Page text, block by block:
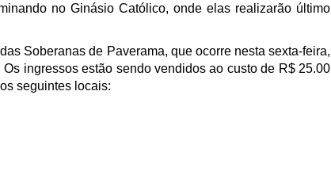
no Ginásio Católico, onde elas realizarão último
Soberanas de Paverama, que ocorre nesta sexta-feira,
ingressos estão sendo vendidos ao custo de R$ 25.00
seguintes locais: